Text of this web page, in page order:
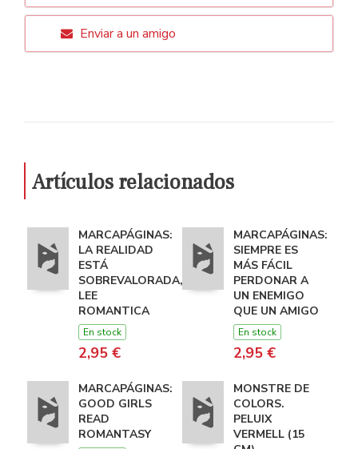
Enviar a un amigo
Artículos relacionados
MARCAPÁGINAS:
LA REALIDAD
ESTÁ
SOBREVALORADA,
LEE
ROMANTICA
En stock
2,95 €
MARCAPÁGINAS:
SIEMPRE ES
MÁS FÁCIL
PERDONAR A
UN ENEMIGO
QUE UN AMIGO
En stock
2,95 €
MARCAPÁGINAS:
GOOD GIRLS
READ
ROMANTASY
MONSTRE DE
COLORS.
PELUIX
VERMELL (15